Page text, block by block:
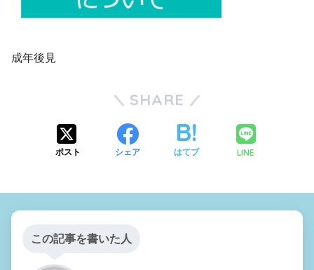
成年後見
SHARE
ポスト シェア はてブ LINE
この記事を書いた人